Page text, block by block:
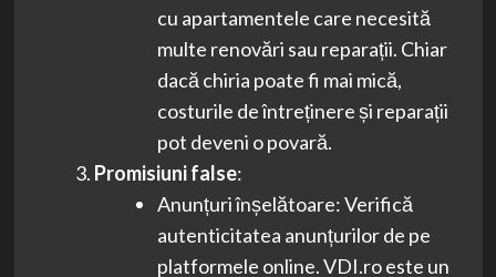
cu apartamentele care necesită
multe renovări sau reparații. Chiar
dacă chiria poate fi mai mică,
costurile de întreținere și reparații
pot deveni o povară.
Promisiuni false:
Anunțuri înșelătoare: Verifică
autenticitatea anunțurilor de pe
platformele online. VDI.ro este un